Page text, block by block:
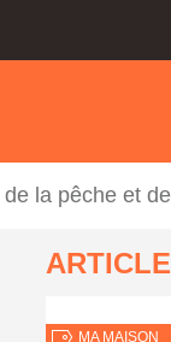
la pêche et de
MA MAISON